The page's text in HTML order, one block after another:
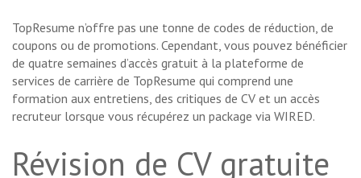
TopResume n’offre pas une tonne de codes de réduction, de
coupons ou de promotions. Cependant, vous pouvez bénéficier
de quatre semaines d’accès gratuit à la plateforme de
services de carrière de TopResume qui comprend une
formation aux entretiens, des critiques de CV et un accès
recruteur lorsque vous récupérez un package via WIRED.
Révision de CV gratuite